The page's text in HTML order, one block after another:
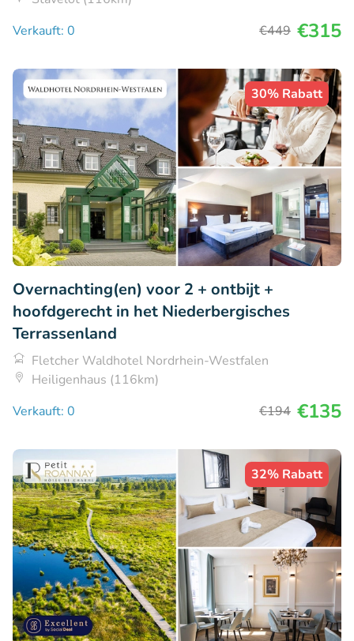
Verkauft: 0
€449 €315
30% Rabatt
Overnachting(en) voor 2 + ontbijt +
hoofdgerecht in het Niederbergisches
Terrassenland
Fletcher Waldhotel Nordrhein-Westfalen
Heiligenhaus (116km)
Verkauft: 0
€194 €135
32% Rabatt